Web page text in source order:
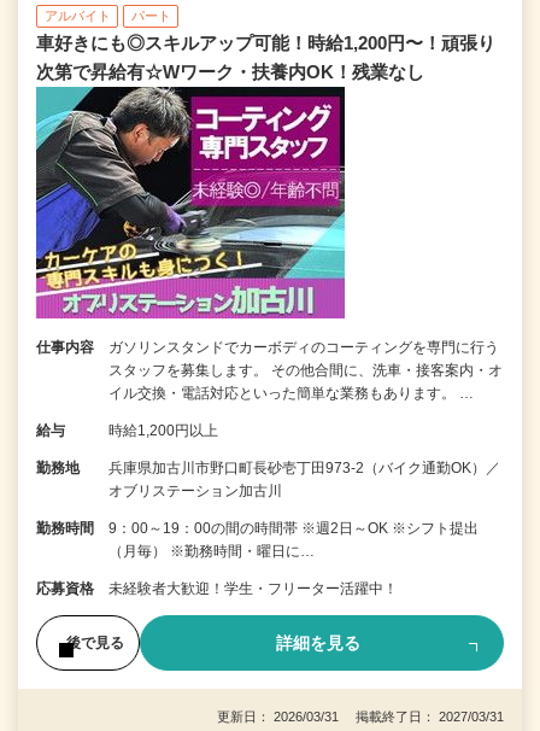
アルバイト パート
車好きにも◎スキルアップ可能！時給1,200円〜！頑張り
次第で昇給有☆Wワーク・扶養内OK！残業なし
仕事内容
ガソリンスタンドでカーボディのコーティングを専門に行う
スタッフを募集します。 その他合間に、洗車・接客案内・オ
イル交換・電話対応といった簡単な業務もあります。 …
給与 時給1,200円以上
勤務地
兵庫県加古川市野口町長砂壱丁田973-2（バイク通勤OK）／
オブリステーション加古川
勤務時間
9：00～19：00の間の時間帯 ※週2日～OK ※シフト提出
（月毎） ※勤務時間・曜日に…
応募資格 未経験者大歓迎！学生・フリーター活躍中！
後で見る 詳細を見る
更新日： 2026/03/31 掲載終了日： 2027/03/31